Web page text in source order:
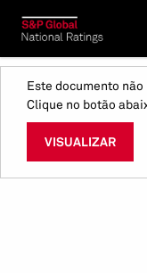
Este documento
Clique no botão
VISUALIZAR